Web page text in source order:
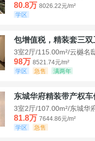
80.8万 8026.22元/m²
学区
包增值税，精装套三双
3室2厅/115.00m²/云樾名
98万 8521.74元/m²
学区
急售 满两年
东城华府精装带产权车
3室2厅/107.00m²/东城华
81.8万 7644.86元/m²
学区
急售